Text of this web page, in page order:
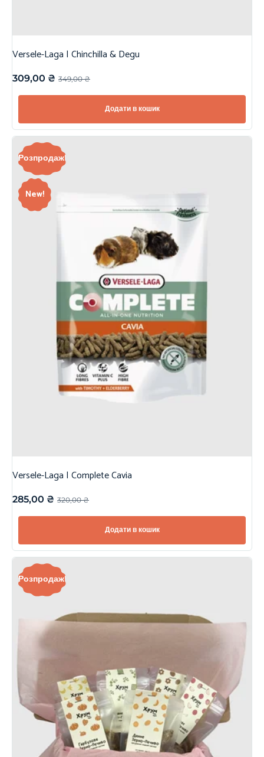
Versele-Laga | Chinchilla & Degu
349,00₴
309,00 ₴
Додати в кошик
New!
Розпродаж!
Versele-Laga | Complete Cavia
320,00₴
285,00 ₴
Додати в кошик
Розпродаж!